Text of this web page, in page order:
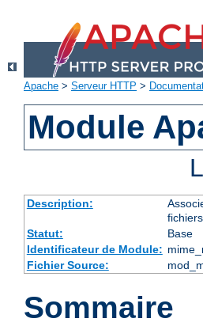
Apache > Serveur HTTP >
Module
Description:
Statut:
Base
Identificateur de Module:
Fichier Source:
Sommaire